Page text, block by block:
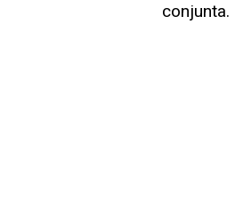
conjunta.